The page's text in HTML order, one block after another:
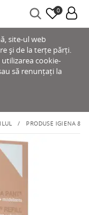
0
site-ul web
și de la terțe părți.
cookie-
să renunțați la
PRODUSE IGIENA &